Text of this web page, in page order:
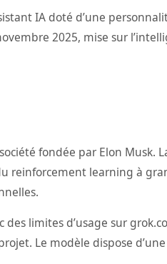
IA doté d’une
2025, mise sur
fondée par Elon
reinforcement learning à
limites d’usage sur
Le modèle dispose